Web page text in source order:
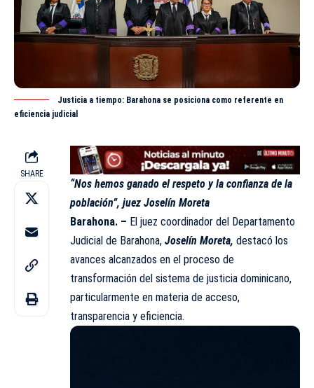
Justicia a tiempo: Barahona se posiciona como referente en
eficiencia judicial
SHARE
“Nos hemos ganado el respeto y la confianza de la
población”, juez Joselín Moreta
Barahona. – El juez coordinador del Departamento
Judicial de Barahona, Joselín Moreta, destacó los
avances alcanzados en el proceso de
transformación del sistema de justicia dominicano,
particularmente en materia de acceso,
transparencia y eficiencia.